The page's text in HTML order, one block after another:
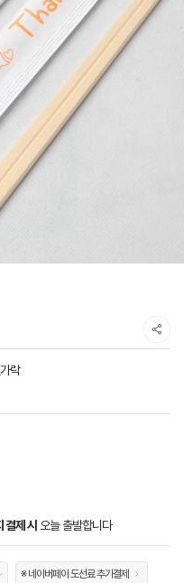
락
결제 시 오늘 출발합니다
※ 네이버페이 도선료 추가결제